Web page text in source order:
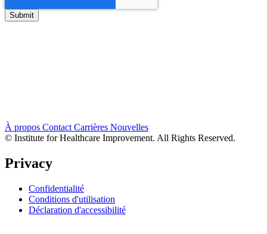
À propos ContactCarrières Nouvelles
© Institute for Healthcare Improvement. All Rights Reserved.
Privacy
Confidentialité
Conditions d'utilisation
Déclaration d'accessibilité